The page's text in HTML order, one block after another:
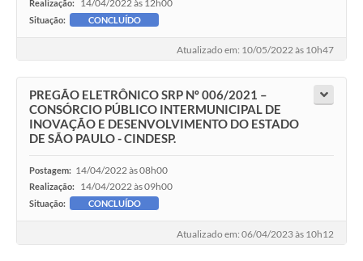
Realização: 14/04/2022 às 12h00
Situação: CONCLUÍDO
Atualizado em: 10/05/2022 às 10h47
PREGÃO ELETRÔNICO SRP Nº 006/2021 –
CONSÓRCIO PÚBLICO INTERMUNICIPAL DE
INOVAÇÃO E DESENVOLVIMENTO DO ESTADO
DE SÃO PAULO - CINDESP.
Postagem: 14/04/2022 às 08h00
Realização: 14/04/2022 às 09h00
Situação: CONCLUÍDO
Atualizado em: 06/04/2023 às 10h12